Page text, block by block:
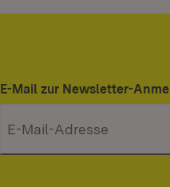
E-Mail zur Newsletter-